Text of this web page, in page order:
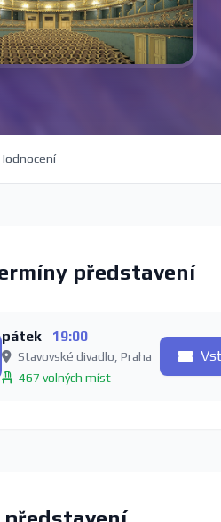
představení
pátek 19:00
Stavovské divadlo, Praha
467 volných míst